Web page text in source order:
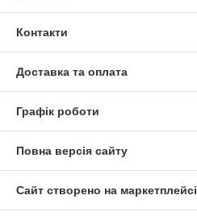
Контакти
Доставка та оплата
Графік роботи
Повна версія сайту
Сайт створено на маркетплейсі